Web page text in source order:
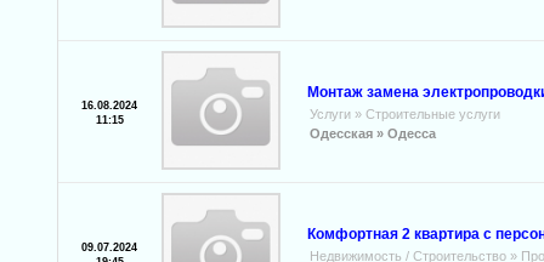
16.08.2024
11:15
Монтаж замена
Услуги » Строительные услуги
Одесская » Одесса
09.07.2024
Комфортная 2 квартира с
Недвижимость / Строительство »